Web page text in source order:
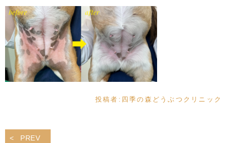
投稿者: 四季の森どうぶつクリニック
PREV